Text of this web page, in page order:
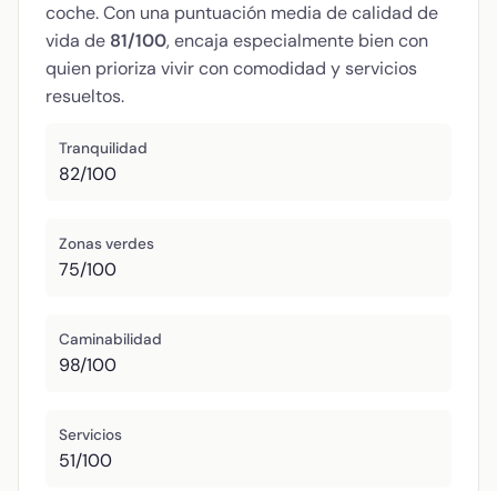
coche. Con una puntuación media de calidad de
vida de 81/100, encaja especialmente bien con
quien prioriza vivir con comodidad y servicios
resueltos.
Tranquilidad
82/100
Zonas verdes
75/100
Caminabilidad
98/100
Servicios
51/100